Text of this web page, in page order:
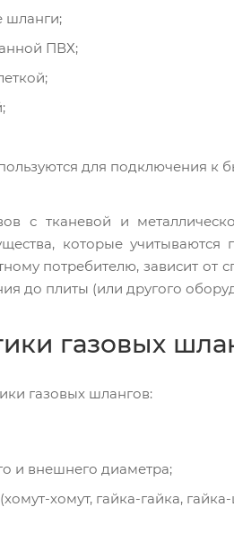
шланги;
ПВХ;
для подключения к
с тканевой и
которые
потребителю, зависит
до плиты (или другого
газовых
газовых шлангов:
и внешнего диаметра;
хомут, гайка-гайка,